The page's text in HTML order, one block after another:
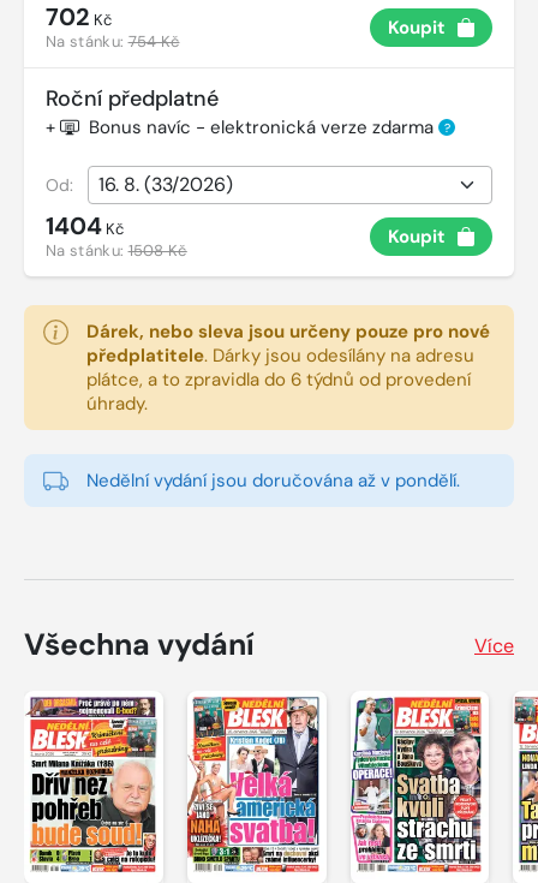
702 Kč
Na stánku:754 Kč
Koupit
Roční předplatné
+ Bonus navíc - elektronická verze zdarma ?
Od:
1404 Kč
Na stánku:1508 Kč
Koupit
Dárek, nebo sleva jsou určeny pouze pro nové
předplatitele. Dárky jsou odesílány na adresu
plátce, a to zpravidla do 6 týdnů od provedení
úhrady.
Nedělní vydání jsou doručována až v pondělí.
Všechna vydání Více